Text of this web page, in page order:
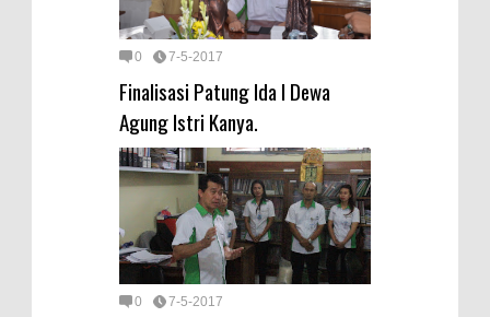
0 7-5-2017
Finalisasi Patung Ida I Dewa
Agung Istri Kanya.
0 7-5-2017